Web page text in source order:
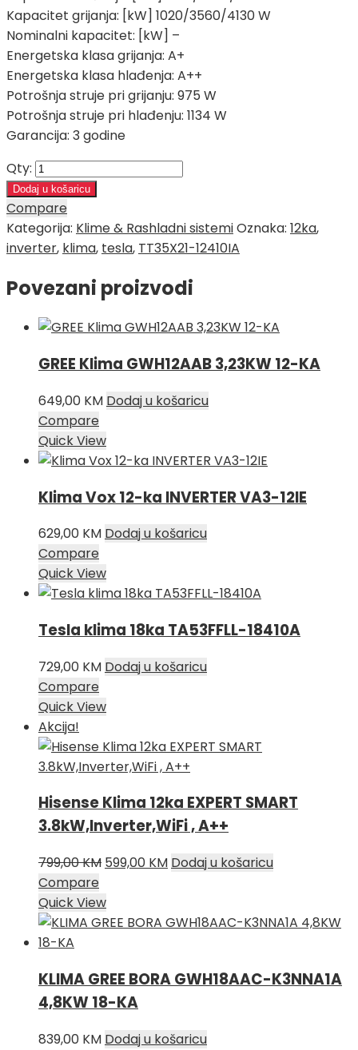
Kapacitet grijanja: [kW] 1020/3560/4130 W
Nominalni kapacitet: [kW] –
Energetska klasa grijanja: A+
Energetska klasa hlađenja: A++
Potrošnja struje pri grijanju: 975 W
Potrošnja struje pri hlađenju: 1134 W
Garancija: 3 godine
Qty:
Dodaj u košaricu
Compare
Kategorija: Klime & Rashladni sistemiOznaka: 12ka,
inverter, klima, tesla, TT35X21-12410IA
Povezani proizvodi
GREE Klima GWH12AAB 3,23KW 12-KA
649,00 KM Dodaj u košaricu
Compare
Quick View
Klima Vox 12-ka INVERTER VA3-12IE
629,00 KM Dodaj u košaricu
Compare
Quick View
Tesla klima 18ka TA53FFLL-18410A
729,00 KM Dodaj u košaricu
Compare
Quick View
Akcija!
Hisense Klima 12ka EXPERT SMART
3.8kW,Inverter,WiFi , A++
799,00KM Izvorna
bila
je:
599,00 KMTrenutna
599,00 KM.
Dodaj u košaricu
Compare
Quick View
KLIMA GREE BORA GWH18AAC-K3NNA1A
4,8KW 18-KA
839,00 KM Dodaj u košaricu